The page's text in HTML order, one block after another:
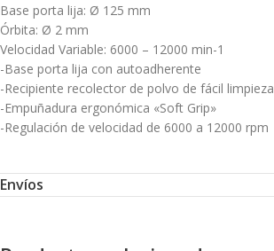
Base porta lija: Ø 125 mm
Órbita: Ø 2 mm
Velocidad Variable: 6000 – 12000 min-1
-Base porta lija con autoadherente
-Recipiente recolector de polvo de fácil limpieza
-Empuñadura ergonómica «Soft Grip»
-Regulación de velocidad de 6000 a 12000 rpm
Envíos